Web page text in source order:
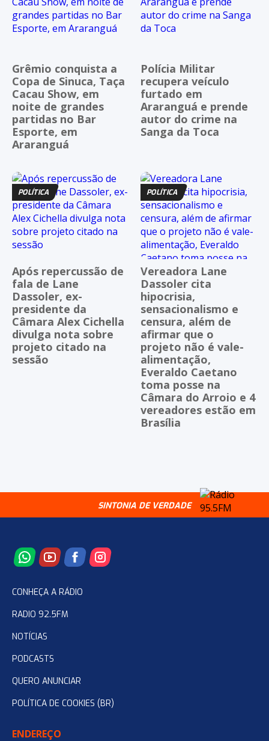
Grêmio conquista a
Copa de Sinuca, Taça
Cacau Show, em
noite de grandes
partidas no Bar
Esporte, em
Araranguá
Polícia Militar
recupera veículo
furtado em
Araranguá e prende
autor do crime na
Sanga da Toca
POLÍTICA
Após repercussão de
fala de Lane
Dassoler, ex-
presidente da
Câmara Alex Cichella
divulga nota sobre
projeto citado na
sessão
POLÍTICA
Vereadora Lane
Dassoler cita
hipocrisia,
sensacionalismo e
censura, além de
afirmar que o
projeto não é vale-
alimentação,
Everaldo Caetano
toma posse na
Câmara do Arroio e 4
vereadores estão em
Brasília
SINTONIA DE VERDADE
CONHEÇA A RÁDIO
RADIO 92.5FM
NOTÍCIAS
PODCASTS
QUERO ANUNCIAR
POLÍTICA DE COOKIES (BR)
ENDEREÇO